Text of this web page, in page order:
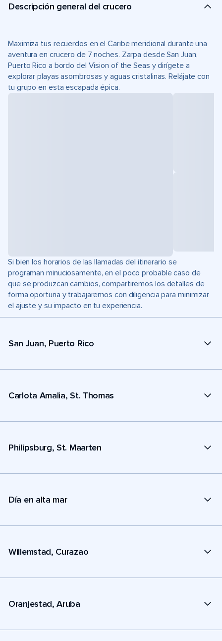
Descripción general del crucero
Maximiza tus recuerdos en el Caribe meridional durante una
aventura en crucero de 7 noches. Zarpa desde San Juan,
Puerto Rico a bordo del Vision of the Seas y dirígete a
explorar playas asombrosas y aguas cristalinas. Relájate con
tu grupo en esta escapada épica.
Si bien los horarios de las llamadas del itinerario se
programan minuciosamente, en el poco probable caso de
que se produzcan cambios, compartiremos los detalles de
forma oportuna y trabajaremos con diligencia para minimizar
el ajuste y su impacto en tu experiencia.
San Juan, Puerto Rico
Carlota Amalia, St. Thomas
Philipsburg, St. Maarten
Día en alta mar
Willemstad, Curazao
Oranjestad, Aruba